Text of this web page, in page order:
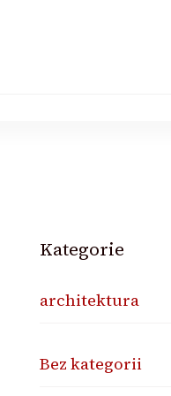
Kategorie
architektura
Bez kategorii